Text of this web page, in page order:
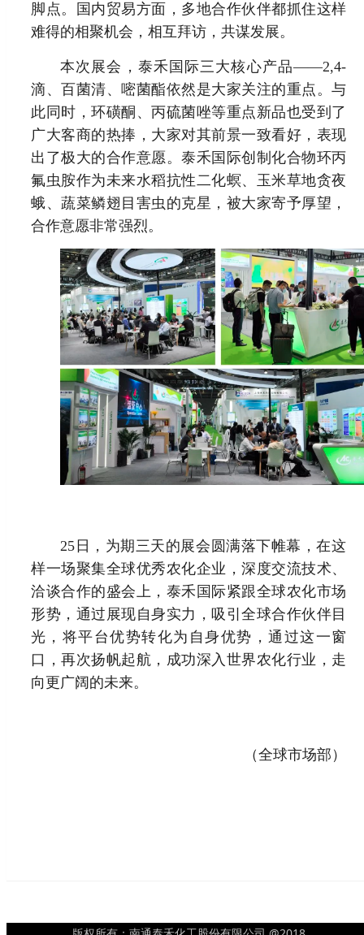
脚点。国内贸易方面，多地合作伙伴都抓住这样
难得的相聚机会，相互拜访，共谋发展。
本次展会，泰禾国际三大核心产品——2,4-
滴、百菌清、嘧菌酯依然是大家关注的重点。与
此同时，环磺酮、丙硫菌唑等重点新品也受到了
广大客商的热捧，大家对其前景一致看好，表现
出了极大的合作意愿。泰禾国际创制化合物环丙
氟虫胺作为未来水稻抗性二化螟、玉米草地贪夜
蛾、蔬菜鳞翅目害虫的克星，被大家寄予厚望，
合作意愿非常强烈。
25日，为期三天的展会圆满落下帷幕，在这
样一场聚集全球优秀农化企业，深度交流技术、
洽谈合作的盛会上，泰禾国际紧跟全球农化市场
形势，通过展现自身实力，吸引全球合作伙伴目
光，将平台优势转化为自身优势，通过这一窗
口，再次扬帆起航，成功深入世界农化行业，走
向更广阔的未来。
（全球市场部）